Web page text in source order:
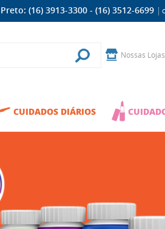
(16) 3913-3300 - (16) 3512-6699
Nossas Lojas
CUIDADOS DIÁRIOS